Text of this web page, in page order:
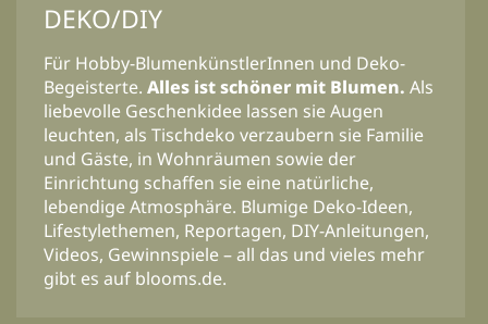
DEKO/DIY
Für Hobby-BlumenkünstlerInnen und Deko-
Begeisterte. Alles ist schöner mit Blumen. Als
liebevolle Geschenkidee lassen sie Augen
leuchten, als Tischdeko verzaubern sie Familie
und Gäste, in Wohnräumen sowie der
Einrichtung schaffen sie eine natürliche,
lebendige Atmosphäre. Blumige Deko-Ideen,
Lifestylethemen, Reportagen, DIY-Anleitungen,
Videos, Gewinnspiele – all das und vieles mehr
gibt es auf blooms.de.